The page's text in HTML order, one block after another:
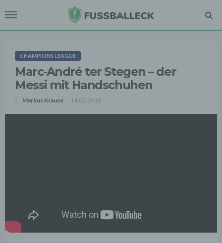
CHAMPIONS LEAGUE
Marc-André ter Stegen – der
Messi mit Handschuhen
Markus Krause 14.03.2018